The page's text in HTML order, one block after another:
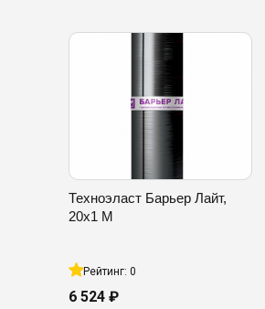
Техноэласт Барьер Лайт,
20х1 М
Рейтинг: 0
6 524 ₽